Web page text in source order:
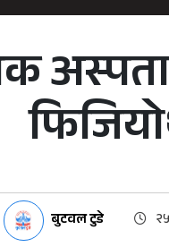
बुटवल टुडे